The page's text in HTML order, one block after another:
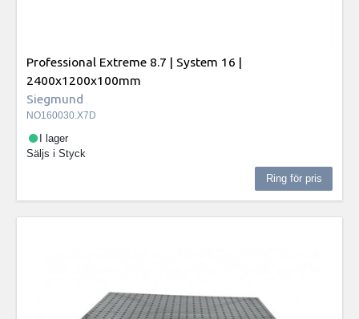
Professional Extreme 8.7 | System 16 |
2400x1200x100mm
Siegmund
NO160030.X7D
I lager
Säljs i Styck
Ring för pris